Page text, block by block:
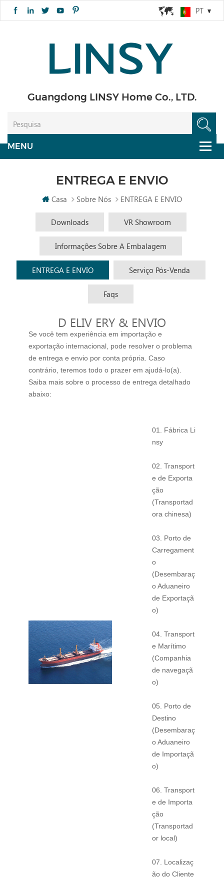
PT
Guangdong LINSY Home Co., LTD.
ENTREGA E ENVIO
Casa Sobre Nós ENTREGA E ENVIO
Downloads VR Showroom
Informações Sobre A Embalagem
ENTREGA E ENVIO Serviço Pós-Venda
Faqs
D ELIV ERY & ENVIO
Se você tem experiência em importação e
exportação internacional, pode resolver o problema
de entrega e envio por conta própria. Caso
contrário, teremos todo o prazer em ajudá-lo(a).
Saiba mais sobre o processo de entrega detalhado
abaixo:
01. Fábrica Li
nsy
02. Transport
e de Exporta
ção
(Transportad
ora chinesa)
03. Porto de
Carregament
o
(Desembaraç
o Aduaneiro
de Exportaçã
o)
04. Transport
e Marítimo
(Companhia
de navegaçã
o)
05. Porto de
Destino
(Desembaraç
o Aduaneiro
de Importaçã
o)
06. Transport
e de Importa
ção
(Transportad
or local)
07. Localizaç
ão do Cliente